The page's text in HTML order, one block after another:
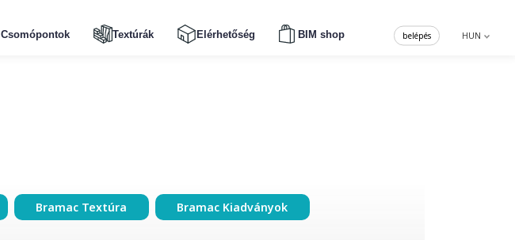
Csomópontok Textúrák Elérhetőség BIM shop HUN
belépés
Bramac Textúra Bramac Kiadványok